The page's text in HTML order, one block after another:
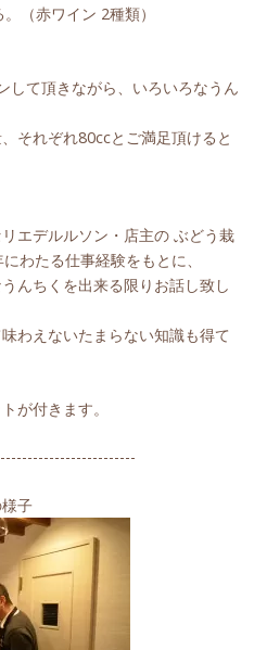
（赤ワイン 2種類）
して頂きながら、いろいろなうん
それぞれ80ccとご満足頂けると
エデルルソン・店主の ぶどう栽
わたる仕事経験をもとに、
んちくを出来る限りお話し致し
わえないたまらない知識も得て
が付きます。
子